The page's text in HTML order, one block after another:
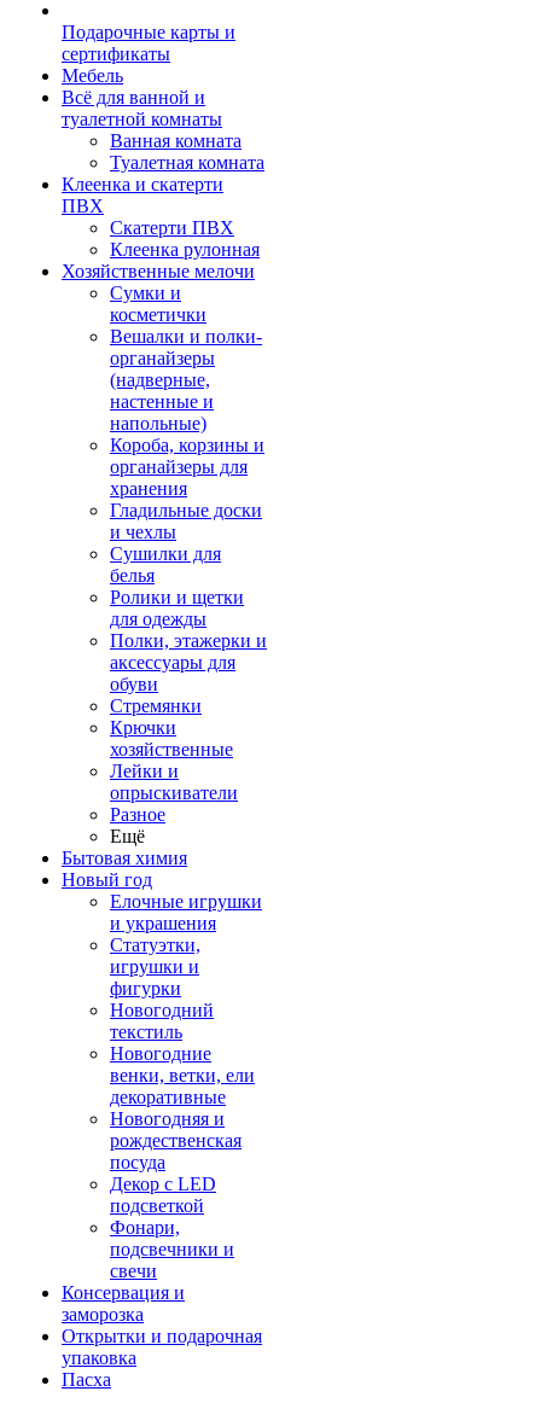
Подарочные карты и
сертификаты
Мебель
Всё для ванной и
туалетной комнаты
Ванная комната
Туалетная комната
Клеенка и скатерти
ПВХ
Скатерти ПВХ
Клеенка рулонная
Хозяйственные мелочи
Сумки и
косметички
Вешалки и полки-
органайзеры
(надверные,
настенные и
напольные)
Короба, корзины и
органайзеры для
хранения
Гладильные доски
и чехлы
Сушилки для
белья
Ролики и щетки
для одежды
Полки, этажерки и
аксессуары для
обуви
Стремянки
Крючки
хозяйственные
Лейки и
опрыскиватели
Разное
Ещё
Бытовая химия
Новый год
Елочные игрушки
и украшения
Статуэтки,
игрушки и
фигурки
Новогодний
текстиль
Новогодние
венки, ветки, ели
декоративные
Новогодняя и
рождественская
посуда
Декор с LED
подсветкой
Фонари,
подсвечники и
свечи
Консервация и
заморозка
Открытки и подарочная
упаковка
Пасха